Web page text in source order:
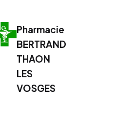
Pharmacie
BERTRAND
THAON
LES
VOSGES